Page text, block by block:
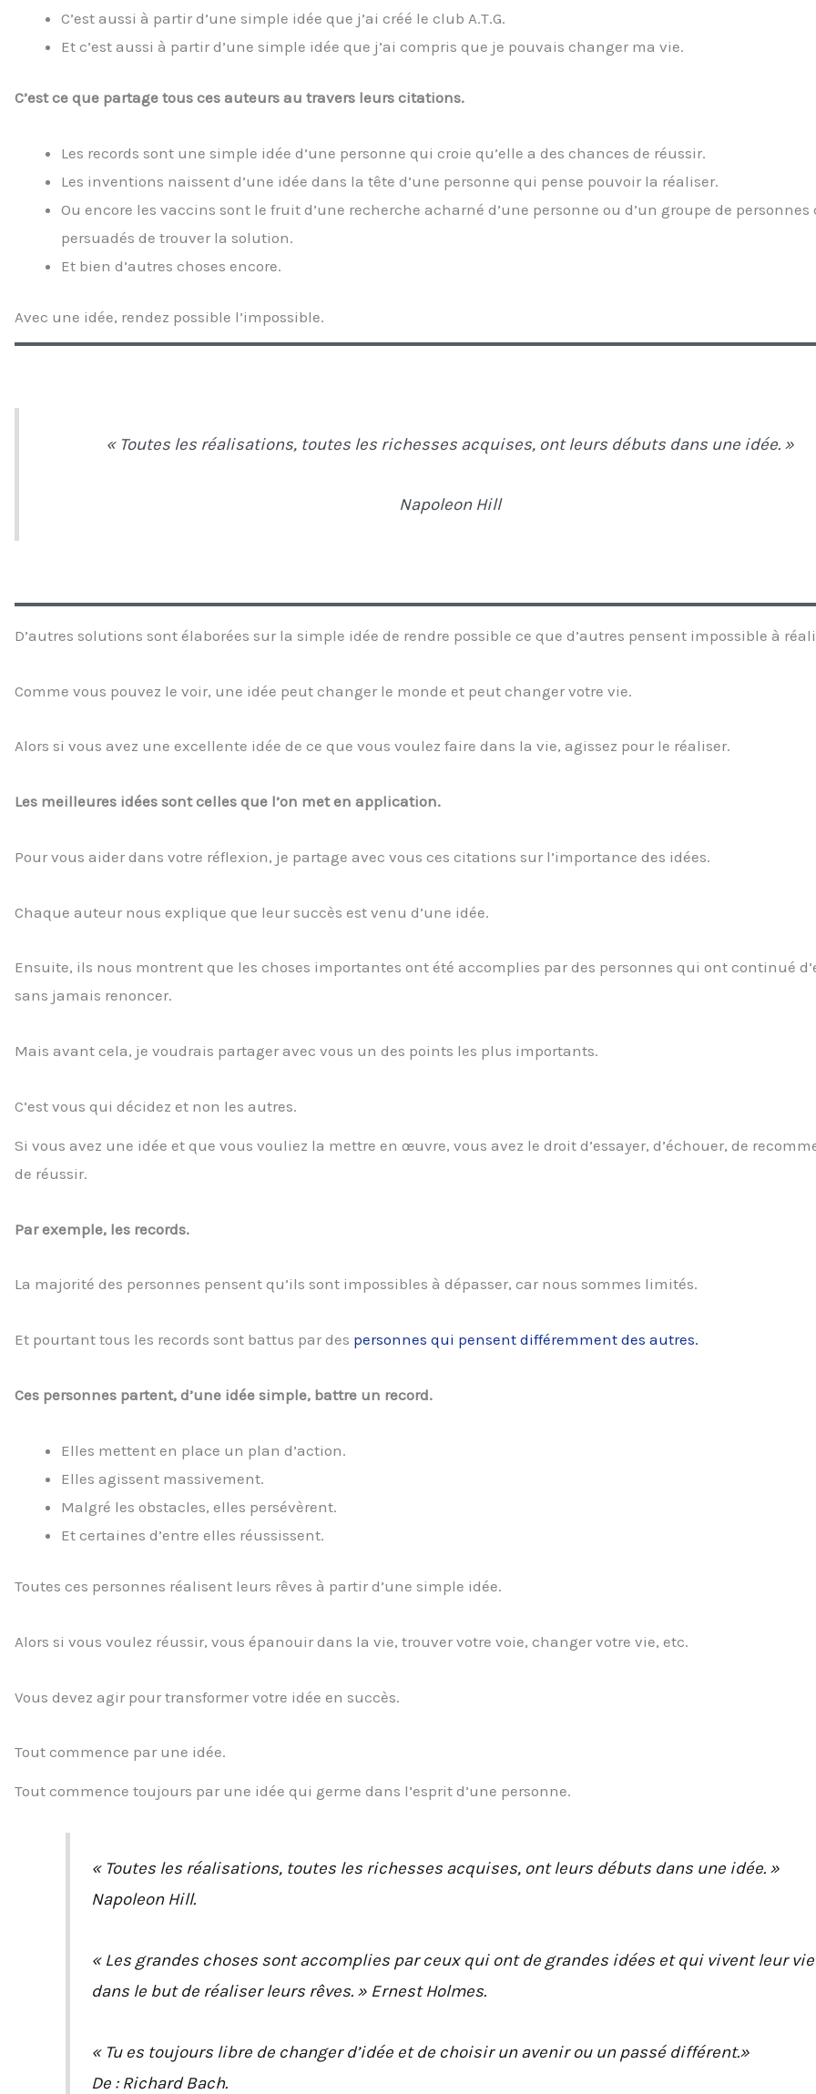
C’est aussi à partir d’une simple idée que j’ai créé le club A.T.G.
Et c’est aussi à partir d’une simple idée que j’ai compris que je pouvais changer ma vie.
C’est ce que partage tous ces auteurs au travers leurs citations.
Les records sont une simple idée d’une personne qui croie qu’elle a des chances de réussir.
Les inventions naissent d’une idée dans la tête d’une personne qui pense pouvoir la réaliser.
Ou encore les vaccins sont le fruit d’une recherche acharné d’une personne ou d’un groupe de
persuadés de trouver la solution.
Et bien d’autres choses encore.
Avec une idée, rendez possible l’impossible.
« Toutes les réalisations, toutes les richesses acquises, ont leurs débuts dans une idée. »
Napoleon Hill
D’autres solutions sont élaborées sur la simple idée de rendre possible ce que d’autres pensent impossible à
Comme vous pouvez le voir, une idée peut changer le monde et peut changer votre vie.
Alors si vous avez une excellente idée de ce que vous voulez faire dans la vie, agissez pour le réaliser.
Les meilleures idées sont celles que l’on met en application.
Pour vous aider dans votre réflexion, je partage avec vous ces citations sur l’importance des idées.
Chaque auteur nous explique que leur succès est venu d’une idée.
Ensuite, ils nous montrent que les choses importantes ont été accomplies par des personnes qui ont continué
sans jamais renoncer.
Mais avant cela, je voudrais partager avec vous un des points les plus importants.
C’est vous qui décidez et non les autres.
Si vous avez une idée et que vous vouliez la mettre en œuvre, vous avez le droit d’essayer, d’échouer, de
de réussir.
Par exemple, les records.
La majorité des personnes pensent qu’ils sont impossibles à dépasser, car nous sommes limités.
Et pourtant tous les records sont battus par des personnes qui pensent différemment des autres.
Ces personnes partent, d’une idée simple, battre un record.
Elles mettent en place un plan d’action.
Elles agissent massivement.
Malgré les obstacles, elles persévèrent.
Et certaines d’entre elles réussissent.
Toutes ces personnes réalisent leurs rêves à partir d’une simple idée.
Alors si vous voulez réussir, vous épanouir dans la vie, trouver votre voie, changer votre vie, etc.
Vous devez agir pour transformer votre idée en succès.
Tout commence par une idée.
Tout commence toujours par une idée qui germe dans l’esprit d’une personne.
« Toutes les réalisations, toutes les richesses acquises, ont leurs débuts dans une idée. »
Napoleon Hill.
« Les grandes choses sont accomplies par ceux qui ont de grandes idées et qui vivent leur vie
dans le but de réaliser leurs rêves. » Ernest Holmes.
« Tu es toujours libre de changer d’idée et de choisir un avenir ou un passé différent.»
De : Richard Bach.